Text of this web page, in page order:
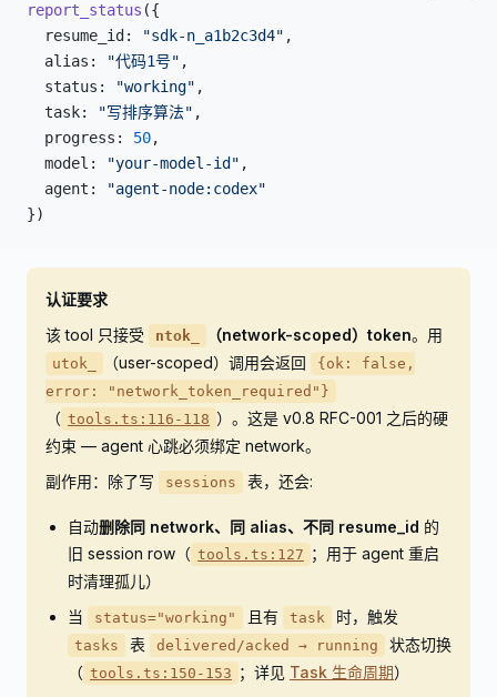
report_status ({
  resume_id:
"sdk-n_a1b2c3d4" ,
  alias:
"代码1号" ,
  status:
"working" ,
  task:
"写排序算法" ,
  progress:
50,
  model:
"your-model-id" ,
  agent:
"agent-node:codex"
})
认证要求
该 tool 只接受
ntok_ （network-scoped）token。用
utok_ （user-scoped）调用会返回
{ok: false,
error: "network_token_required"}
（ tools.ts:116-118 ）。这是 v0.8 RFC-001 之后的硬
约束 — agent 心跳必须绑定 network。
副作用：除了写
sessions 表，还会:
自动删除同 network、同 alias、不同 resume_id 的
旧 session row（ tools.ts:127 ；用于 agent 重启
时清理孤儿）
当
status="working" 且有 task 时，触发
tasks 表 delivered/acked → running
状态切换
（ tools.ts:150-153 ；详见 Task 生命周期）